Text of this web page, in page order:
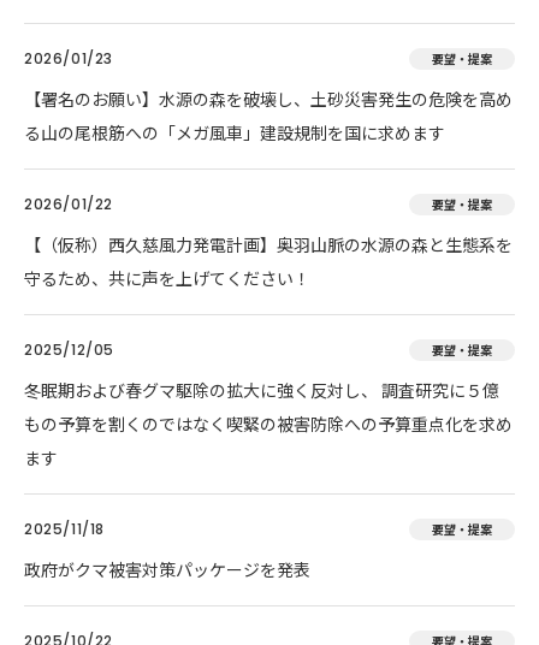
2026/01/23 要望・提案
【署名のお願い】水源の森を破壊し、土砂災害発生の危険を高め
る山の尾根筋への「メガ風車」建設規制を国に求めます
2026/01/22 要望・提案
【（仮称）西久慈風力発電計画】奥羽山脈の水源の森と生態系を
守るため、共に声を上げてください！
2025/12/05 要望・提案
冬眠期および春グマ駆除の拡大に強く反対し、 調査研究に５億
もの予算を割くのではなく喫緊の被害防除への予算重点化を求め
ます
2025/11/18 要望・提案
政府がクマ被害対策パッケージを発表
2025/10/22 要望・提案